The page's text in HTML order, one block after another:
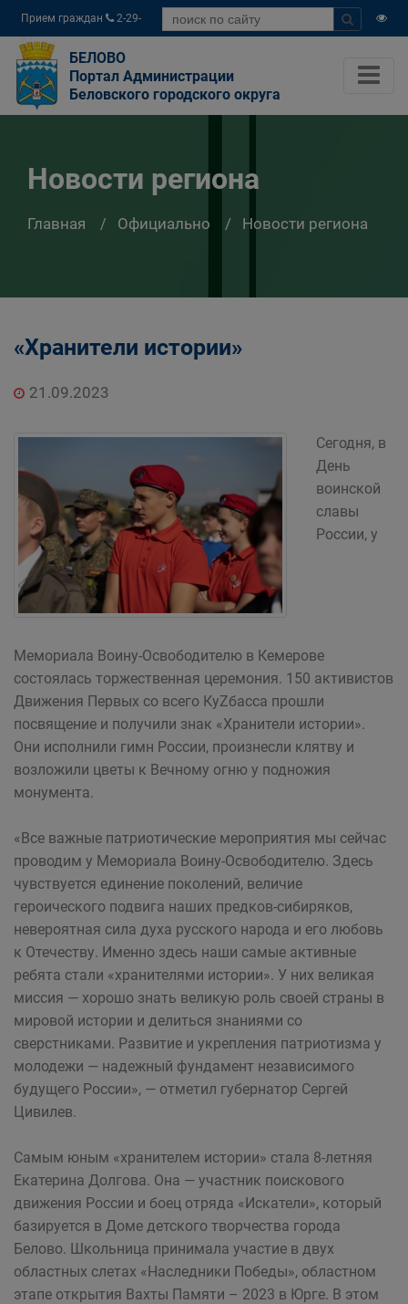
Прием граждан
2-29-
04
БЕЛОВО
Портал Администрации
Беловского городского округа
Новости региона
Главная Официально Новости региона
«Хранители истории»
21.09.2023
Сегодня, в
День
воинской
славы
России, у
Мемориала Воину-Освободителю в Кемерове
состоялась торжественная церемония. 150 активистов
Движения Первых со всего КуZбасса прошли
посвящение и получили знак «Хранители истории».
Они исполнили гимн России, произнесли клятву и
возложили цветы к Вечному огню у подножия
монумента.
«Все важные патриотические мероприятия мы сейчас
проводим у Мемориала Воину-Освободителю. Здесь
чувствуется единение поколений, величие
героического подвига наших предков-сибиряков,
невероятная сила духа русского народа и его любовь
к Отечеству. Именно здесь наши самые активные
ребята стали «хранителями истории». У них великая
миссия — хорошо знать великую роль своей страны в
мировой истории и делиться знаниями со
сверстниками. Развитие и укрепления патриотизма у
молодежи — надежный фундамент независимого
будущего России», — отметил губернатор Сергей
Цивилев.
Самым юным «хранителем истории» стала 8-летняя
Екатерина Долгова. Она — участник поискового
движения России и боец отряда «Искатели», который
базируется в Доме детского творчества города
Белово. Школьница принимала участие в двух
областных слетах «Наследники Победы», областном
этапе открытия Вахты Памяти – 2023 в Юрге. В этом